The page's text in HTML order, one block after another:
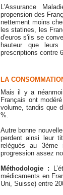
L'Assurance
propension des
nettement moins
les statines, les
d'euros s'ils se
hauteur que
prescriptions contre
LA
Mais il y a
Français ont
volume, tandis que
%.
Autre bonne
perdent ainsi leur
relégués au 3ème
progression assez
Méthodologie :
médicaments en
Uni, Suisse) entre